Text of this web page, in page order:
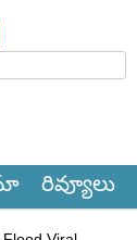
రివ్యూలు